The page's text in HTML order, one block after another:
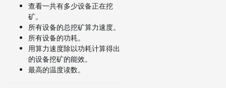
查看一共有多少设备正在挖
矿。
所有设备的总挖矿算力速度。
所有设备的功耗。
用算力速度除以功耗计算得出
的设备挖矿的能效。
最高的温度读数。